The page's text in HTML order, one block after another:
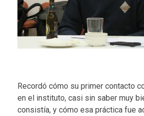
Recordó cómo su primer contacto
en el instituto, casi sin saber muy
consistía, y cómo esa práctica fue